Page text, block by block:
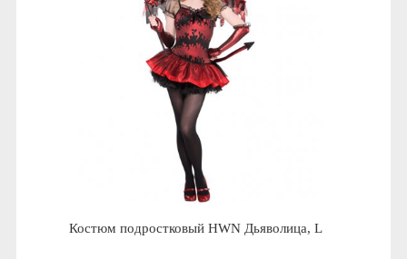
Костюм подростковый HWN Дьяволица, L